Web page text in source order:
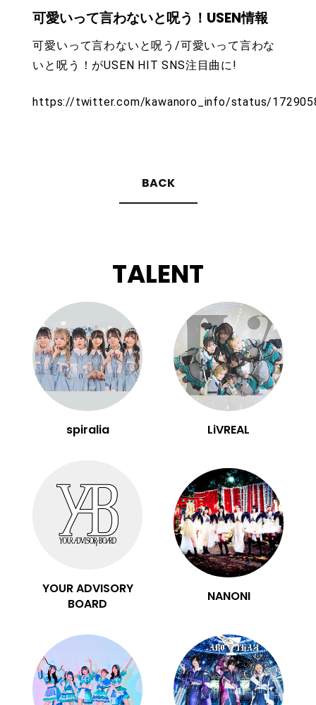
可愛いって言わないと呪う！USEN情報
可愛いって言わないと呪う/可愛いって言わな
いと呪う！がUSEN HIT SNS注目曲に!
https://twitter.com/kawanoro_info/status/
BACK
TALENT
spiralia LiVREAL
YOUR ADVISORY
BOARD
NANONI